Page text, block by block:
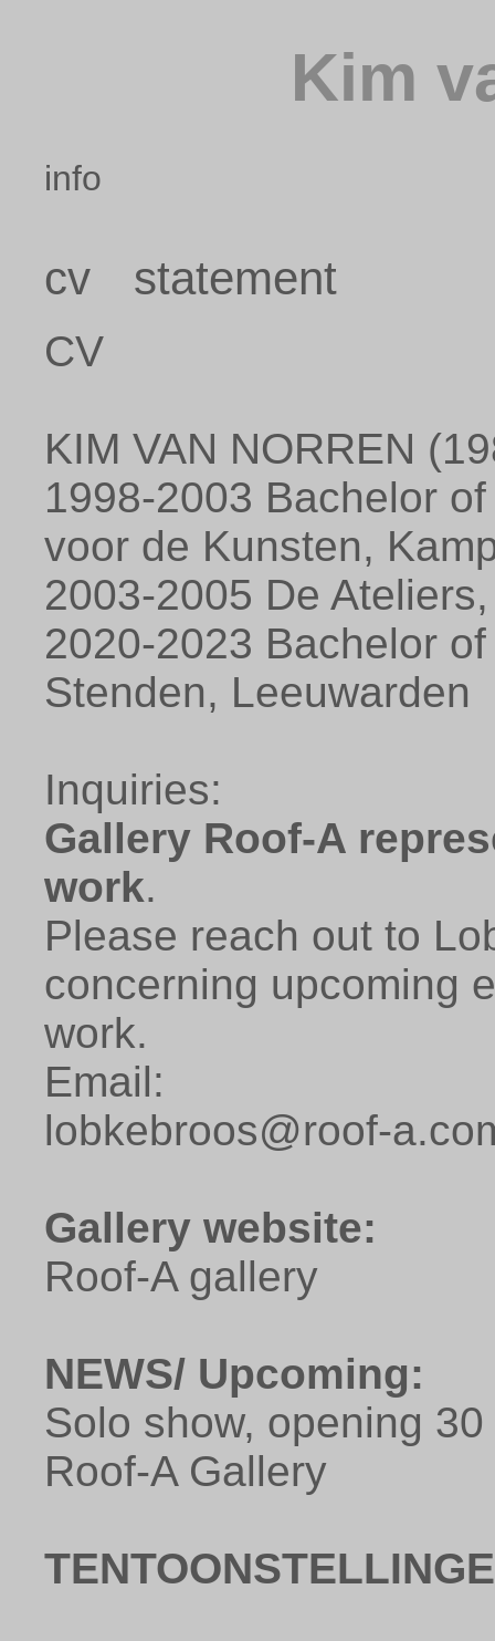
Kim
info
cv statement
CV
KIM VAN NORREN
1998-2003 Bachelor
voor de Kunsten,
2003-2005 De
2020-2023 Bachelor
Stenden, Leeuwarden
Inquiries:
Gallery Roof-A
work.
Please reach out to
concerning upcoming
work.
Email:
lobkebroos@roof-
Gallery website:
Roof-A gallery
NEWS/ Upcoming:
Solo show, opening
Roof-A Gallery